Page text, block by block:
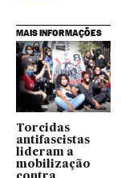
MAIS INFORMAÇÕES
Torcidas
antifascistas
lideram a
mobilização